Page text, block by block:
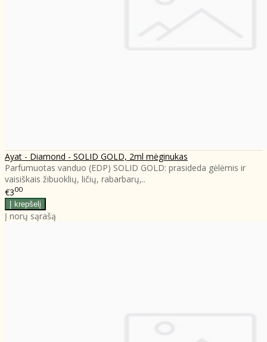
Ayat - Diamond - SOLID GOLD, 2ml mėginukas
Parfumuotas vanduo (EDP) SOLID GOLD: prasideda gėlėmis ir
vaisiškais žibuoklių, ličių, rabarbarų,..
€300
Į norų sąrašą